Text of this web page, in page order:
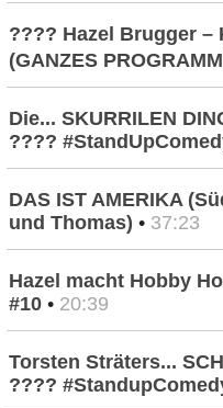
???? Hazel Brugger –
(GANZES
Die... SKURRILEN
????
DAS IST AMERIKA
und Thomas) • 37:23
Hazel macht Hobby
#10 • 20:39
Torsten Sträters...
????